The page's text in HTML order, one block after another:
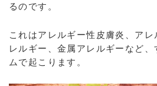
るのです。
これはアレルギー性皮膚炎、ア
レルギー、金属アレルギーなど
ムで起こります。